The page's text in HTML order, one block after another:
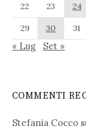
22
23 24
29
30 31
« Lug Set »
COMMENTI
Stefania Cocco